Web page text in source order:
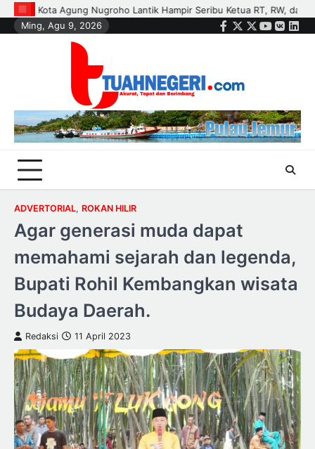
Skip
to
dan Pengurus Dasa Wisma di Tujuh Kecamatan
Polisi dan
Ming, Agu 9, 2026
Facebook
Twitter
Instagram
Youtube
VK
ADVERTORIAL, ROKAN HILIR
Agar generasi muda dapat
memahami sejarah dan legenda,
Bupati Rohil Kembangkan wisata
Budaya Daerah.
Redaksi 11 April 2023